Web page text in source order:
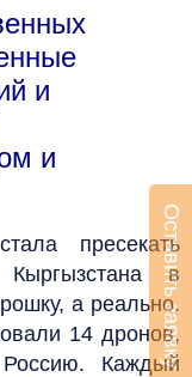
и
и
пресекать
в
а реально.
14 дронов,
Каждый
Оставить заявку